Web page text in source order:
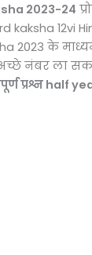
2023-24
12vi
2023 के
नंबर ला
प्रश्न half